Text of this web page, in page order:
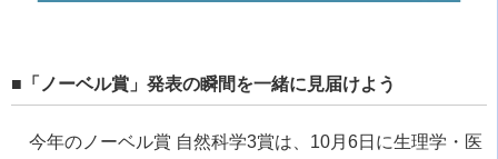
■「ノーベル賞」発表の瞬間を一緒に見届けよう
今年のノーベル賞 自然科学3賞は、10月6日に生理学・医